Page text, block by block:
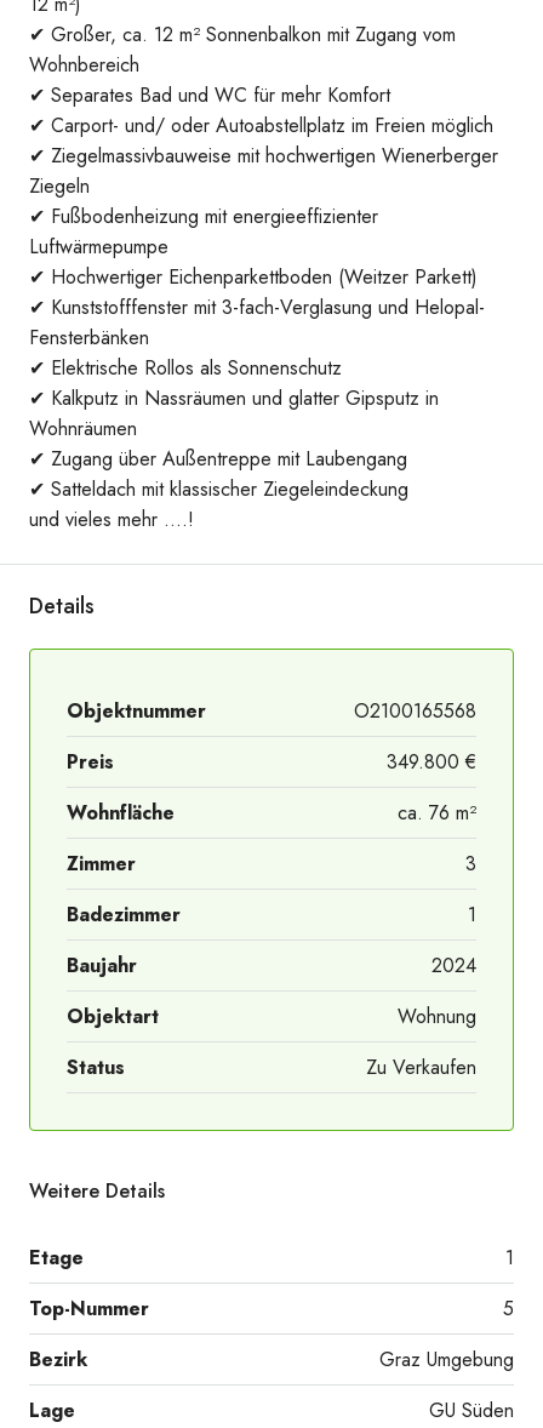
Lage Häuser
Plan Keller gesamt
Energieausweis_1
✔ Großer, ca. 12 m² Sonnenbalkon mit Zugang vom
Wohnbereich
✔ Separates Bad und WC für mehr Komfort
✔ Carport- und/ oder Autoabstellplatz im Freien möglich
✔ Ziegelmassivbauweise mit hochwertigen Wienerberger
Ziegeln
✔ Fußbodenheizung mit energieeffizienter
Luftwärmepumpe
✔ Hochwertiger Eichenparkettboden (Weitzer Parkett)
✔ Kunststofffenster mit 3-fach-Verglasung und Helopal-
Fensterbänken
✔ Elektrische Rollos als Sonnenschutz
✔ Kalkputz in Nassräumen und glatter Gipsputz in
Wohnräumen
✔ Zugang über Außentreppe mit Laubengang
✔ Satteldach mit klassischer Ziegeleindeckung
und vieles mehr ….!
Details
Objektnummer
O2100165568
Preis
349.800 €
Wohnfläche
ca. 76 m²
Zimmer
3
Badezimmer
1
Baujahr
2024
Objektart
Wohnung
Status
Zu Verkaufen
Weitere Details
Etage
1
Top-Nummer
5
Bezirk
Graz Umgebung
Lage
GU Süden